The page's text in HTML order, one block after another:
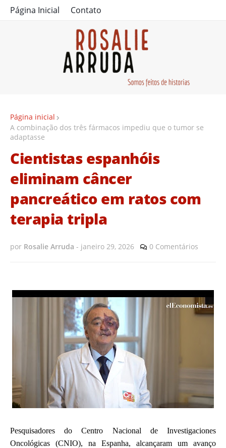
Página Inicial Contato
Página inicial
A combinação dos três fármacos impediu que o tumor se
adaptasse
Cientistas espanhóis
eliminam câncer
pancreático em ratos com
terapia tripla
por Rosalie Arruda - janeiro 29, 2026 0 Comentários
Pesquisadores do Centro Nacional de Investigaciones
Oncológicas (CNIO), na Espanha, alcançaram um avanço